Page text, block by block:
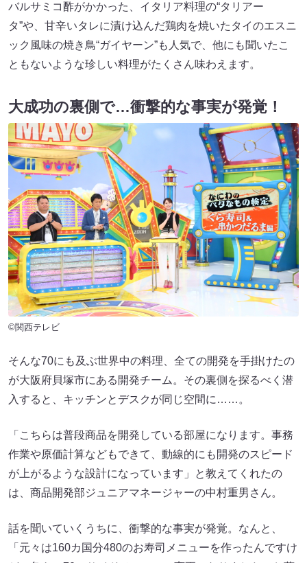
バルサミコ酢がかかった、イタリア料理の“タリアー
タ”や、甘辛いタレに漬け込んだ鶏肉を焼いたタイのエスニ
ック風味の焼き鳥“ガイヤーン”も人気で、他にも聞いたこ
ともないような珍しい料理がたくさん味わえます。
大成功の裏側で…衝撃的な事実が発覚！
©関西テレビ
そんな70にも及ぶ世界中の料理、全ての開発を手掛けたの
が大阪府貝塚市にある開発チーム。その裏側を探るべく潜
入すると、キッチンとデスクが同じ空間に……。
「こちらは普段商品を開発している部屋になります。事務
作業や原価計算などもできて、動線的にも開発のスピード
が上がるような設計になっています」と教えてくれたの
は、商品開発部ジュニアマネージャーの中村重男さん。
話を聞いていくうちに、衝撃的な事実が発覚。なんと、
「元々は160カ国分480のお寿司メニューを作ったんですけ